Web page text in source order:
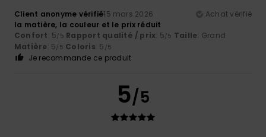
Client anonyme vérifié15 mars 2026
Achat vérifié
la matière, la couleur et le prix réduit
Confort: 5/5 Rapport qualité / prix: 5/5 Taille: Grand
Matière: 5/5 Coloris: 5 /5
Je recommande ce produit
5/5